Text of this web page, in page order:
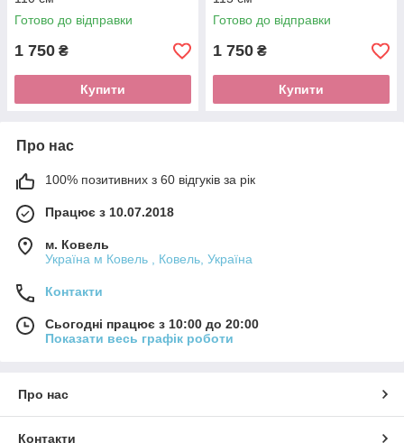
Готово до відправки
1 750 ₴
Купити
Готово до відправки
1 750 ₴
Купити
Про нас
100% позитивних з 60 відгуків за рік
Працює з 10.07.2018
м. Ковель
Україна м Ковель , Ковель, Україна
Контакти
Сьогодні працює з 10:00 до 20:00
Показати весь графік роботи
Про нас
Контакти